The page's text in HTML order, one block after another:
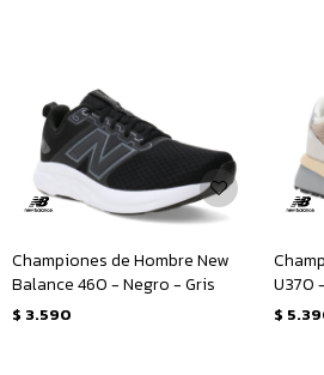
Championes de Hombre New
Balance 460 - Negro - Gris
$ 3.590
U370
$